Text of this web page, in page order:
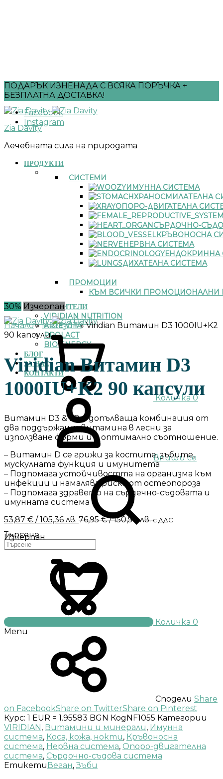
ПОДАРЪК ИЗНЕНАДА С ВСЯКА ПОРЪЧКА +
БЕЗПЛАТНА ДОСТАВКА!
Facebook
Instagram
Zia Davity
Лечебната сила на природата
ПРОДУКТИ
СИСТЕМИ
ИМУННА СИСТЕМА
ХРАНОСМИЛАТЕЛНА
ОПОРО-ДВИГАТЕЛНА
СЪРДОЧНО-
КРЪВОНОСНА
НЕРВНА СИСТЕМА
ЕНДОКРИННА
ДИХАТЕЛНА СИСТЕМА
ПРОМОЦИИ
КЪМ ВСИЧКИ ПРОМОЦИОНАЛНИ
ПРОИЗВОДИТЕЛИ
VIRIDIAN NUTRITION
ARTE VITA
PROLACT
BIO ENERGY
БЛОГ
ЗА НАС
КОНТАКТИ
Впиши се
Търсене
Количка 0
Menu
Количка 0
30% Изчерпан
Начало»Магазин»Viridian Витамин D3 1000IU+K2
90 капсули
Viridian Витамин D3
1000IU+K2 90 капсули
Витамин D3 & K2 е допълваща комбинация от
два поддържащи витамина в лесни за
използване форми и в оптимално съотношение.
– Витамин D се грижи за костите, зъбите,
мускулната функция и имунитета
– Подпомага устойчивостта на организма към
инфекции и намалява риска от остеопороза
– Подпомага здравето на сърдечно-съдовата и
имунната система
53,87 € / 105,36 лв. 76,95€/ 150,50 лв.с ДДС
Изчерпан
Сподели Share
on FacebookShare on TwitterShare on Pinterest
Курс: 1 EUR = 1.95583 BGN КодNF1055 Категории
VIRIDIAN, Витамини и минерали, Имунна
система, Коса, кожа, нокти, Кръвоносна
система, Нервна система, Опоро-двигателна
система, Сърдочно-съдова система
ЕтикетиВеган,Зъби